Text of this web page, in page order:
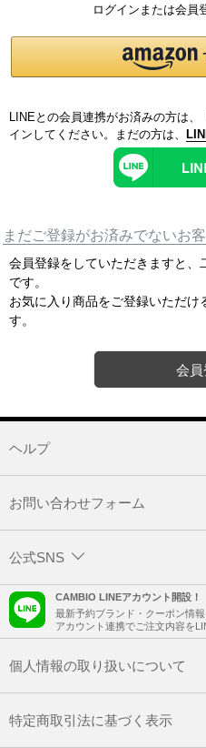
ログインまたは会員
LINEとの会員連携がお済みの方は
インしてください。まだの方は、
まだご登録がお済みでないお
会員登録をしていただきますと、
です。
お気に入り商品をご登録いただけ
す。
会
ヘルプ
お問い合わせフォーム
公式SNS
CAMBIO LINEアカウント開設！
最新予約ブランド・クーポン情報
アカウント連携でご注文内容を
個人情報の取り扱いについて
特定商取引法に基づく表示